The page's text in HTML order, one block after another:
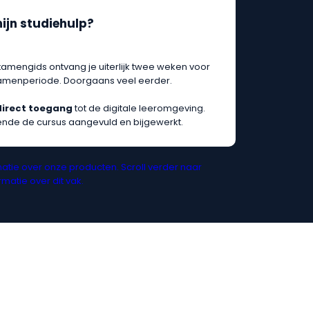
studiehulp?
ontvang je uiterlijk twee weken voor
Doorgaans veel eerder.
toegangtot de digitale leeromgeving.
de cursus aangevuld en bijgewerkt.
over onze producten. Scroll verder naar
over dit vak.